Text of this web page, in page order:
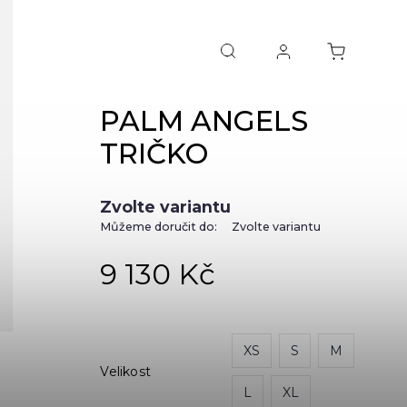
PALM ANGELS
TRIČKO
Velikost
XS S M
L XL
9 130 Kč
Zvolte variantu
Můžeme doručit do: Zvolte variantu